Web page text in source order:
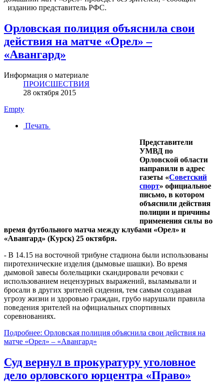
изданию представитель РФС.
Орловская полиция объяснила свои
действия на матче «Орел» –
«Авангард»
Информация о материале
ПРОИСШЕСТВИЯ
28 октября 2015
Empty
Печать
Представители
УМВД по
Орловской области
направили в адрес
газеты «Советский
спорт» официальное
письмо, в котором
объяснили действия
полиции и причины
применения силы во
время футбольного матча между клубами «Орел» и
«Авангард» (Курск) 25 октября.
- В 14.15 на восточной трибуне стадиона были использованы
пиротехнические изделия (дымовые шашки). Во время
дымовой завесы болельщики скандировали речовки с
использованием нецензурных выражений, выламывали и
бросали в других зрителей сидения, тем самым создавая
угрозу жизни и здоровью граждан, грубо нарушали правила
поведения зрителей на официальных спортивных
соревнованиях.
Подробнее: Орловская полиция объяснила свои действия на
матче «Орел» – «Авангард»
Суд вернул в прокуратуру уголовное
дело орловского юрцентра «Право»